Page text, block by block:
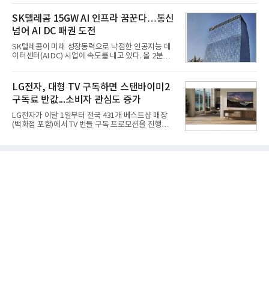
분야를
라 투자에 나서는 것과 달리, 카카오는 ‘카카오톡’이
라는 플랫폼 경쟁력을 활용한 AI 에이전트 서비스에
집중하는 전략이다. 과거 무리한 사업 확장 과정에서
겪었던 시행착오를 되풀이하지 않고 핵심 역량에 집
중하겠다는 취지로 풀이된다.7일 업계에 따르면 카카
오는 올해 2분기 연결 기준 매출 2조985억원, 영업이
익 2770억원을 기록했다. 전년 동기 대비 매출과 영업
은 4884억
SK텔레콤 15GW AI 인프라 꿈꾼다…통신
넘어 AI DC 패권 도전
SK텔레콤이 미래 성장동력으로 낙점한 인공지능 데
이터센터(AI DC) 사업에 속도를 내고 있다. 올 2분기
는 2035년까지 총 15GW(기가와트) 규모의 AI DC를
구축하겠다는 대형 청사진을 제시하면서다. 이에 따
라 경쟁 구도 역시 이동통신사인 KT, LG유플러스를
넘어 네이버, 삼성SDS 등 IT 인프라 기업으로 확장되
고 있다.7일 SK텔레콤에 따르면 회사는 올해 2분기
연결 기준 매출 4조 3591억원, 영업이익 5660억원을
기록했다. 매출은 전년 동기 대비 0.5%, 영업이익은
LG전자, 대형 TV 구독하면 스탠바이미2
구독료 반값...소비자 관심도 증가
LG전자가 이달 1일부터 전국 431개 베스트샵 매장
(백화점 포함)에서 TV 번들 구독 프로모션을 진행하고